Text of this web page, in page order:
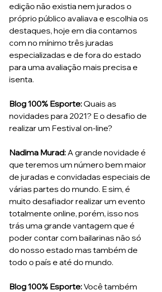
edição não existia nem jurados o
próprio público avaliava e escolhia os
destaques, hoje em dia contamos
com no mínimo três juradas
especializadas e de fora do estado
para uma avaliação mais precisa e
isenta.
Blog 100% Esporte: Quais as
novidades para 2021? E o desafio de
realizar um Festival on-line?
Nadima Murad: A grande novidade é
que teremos um número bem maior
de juradas e convidadas especiais de
várias partes do mundo. E sim, é
muito desafiador realizar um evento
totalmente online, porém, isso nos
trás uma grande vantagem que é
poder contar com bailarinas não só
do nosso estado mas também de
todo o país e até do mundo.
Blog 100% Esporte: Você também